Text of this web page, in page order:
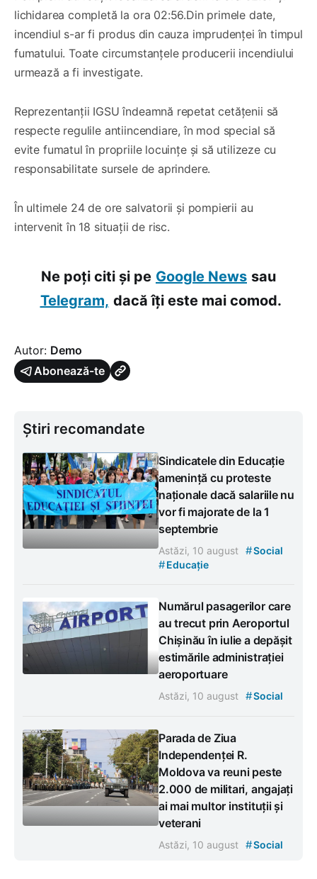
lichidarea completă la ora 02:56.Din primele date,
incendiul s-ar fi produs din cauza imprudenței în timpul
fumatului. Toate circumstanțele producerii incendiului
urmează a fi investigate.
Reprezentanții IGSU îndeamnă repetat cetățenii să
respecte regulile antiincendiare, în mod special să
evite fumatul în propriile locuințe și să utilizeze cu
responsabilitate sursele de aprindere.
În ultimele 24 de ore salvatorii și pompierii au
intervenit în 18 situații de risc.
Ne poți citi și pe Google News sau
Telegram, dacă îți este mai comod.
Autor: Demo
Abonează-te
Știri recomandate
Sindicatele din Educație
amenință cu proteste
naționale dacă salariile nu
vor fi majorate de la 1
septembrie
Astăzi, 10 august #Social
#Educație
Numărul pasagerilor care
au trecut prin Aeroportul
Chișinău în iulie a depășit
estimările administrației
aeroportuare
Astăzi, 10 august #Social
Parada de Ziua
Independenței R.
Moldova va reuni peste
2.000 de militari, angajați
ai mai multor instituții și
veterani
Astăzi, 10 august #Social